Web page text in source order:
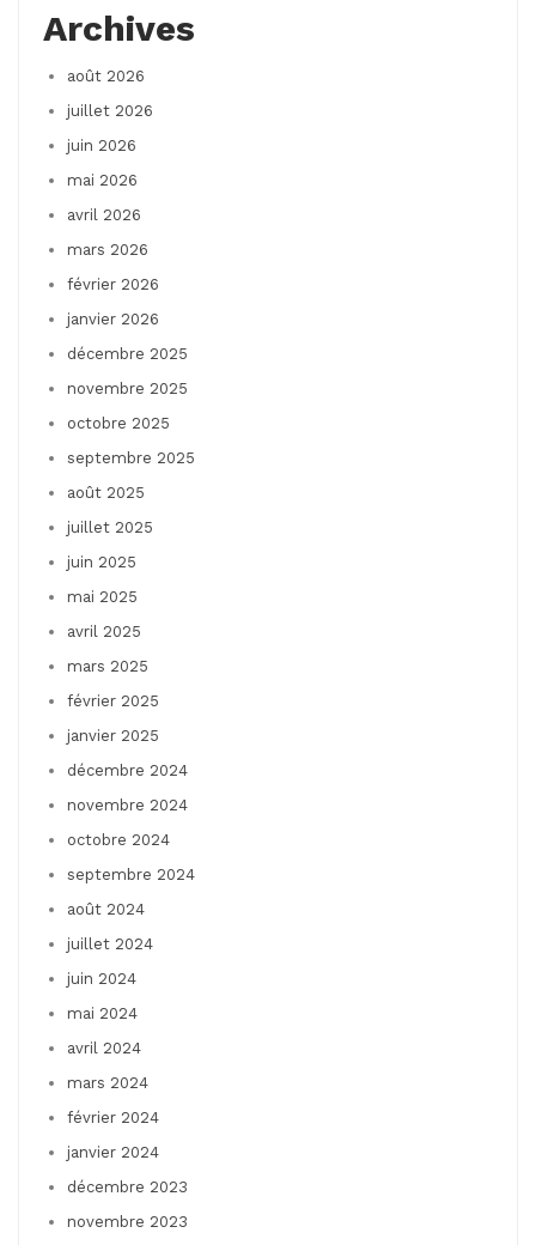
Archives
août 2026
juillet 2026
juin 2026
mai 2026
avril 2026
mars 2026
février 2026
janvier 2026
décembre 2025
novembre 2025
octobre 2025
septembre 2025
août 2025
juillet 2025
juin 2025
mai 2025
avril 2025
mars 2025
février 2025
janvier 2025
décembre 2024
novembre 2024
octobre 2024
septembre 2024
août 2024
juillet 2024
juin 2024
mai 2024
avril 2024
mars 2024
février 2024
janvier 2024
décembre 2023
novembre 2023